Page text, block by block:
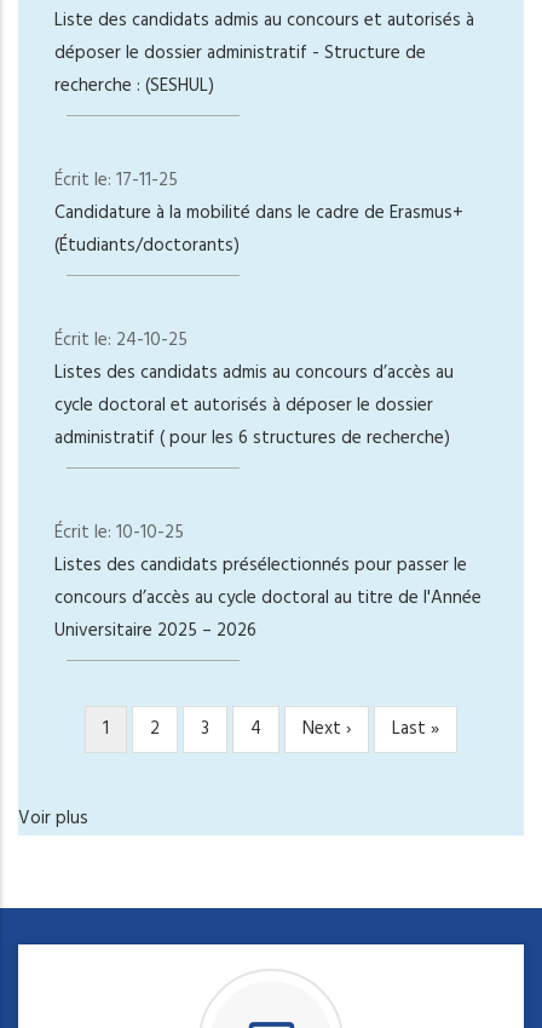
Liste des candidats admis au concours et autorisés à
déposer le dossier administratif - Structure de
recherche : (SESHUL)
Écrit le: 17-11-25
Candidature à la mobilité dans le cadre de Erasmus+
(Étudiants/doctorants)
Écrit le: 24-10-25
Listes des candidats admis au concours d’accès au
cycle doctoral et autorisés à déposer le dossier
administratif ( pour les 6 structures de recherche)
Écrit le: 10-10-25
Listes des candidats présélectionnés pour passer le
concours d’accès au cycle doctoral au titre de l'Année
Universitaire 2025 – 2026
PAGINATION
Page
courante
1 Page
2 Page
3 Page
4
Page
suivante
Next ›
Dernière
page
Last »
Voir plus